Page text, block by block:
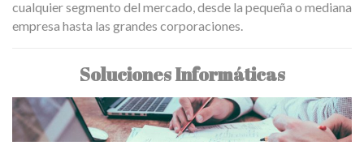
cualquier segmento del mercado, desde la pequeña o mediana
empresa hasta las grandes corporaciones.
Soluciones Informáticas